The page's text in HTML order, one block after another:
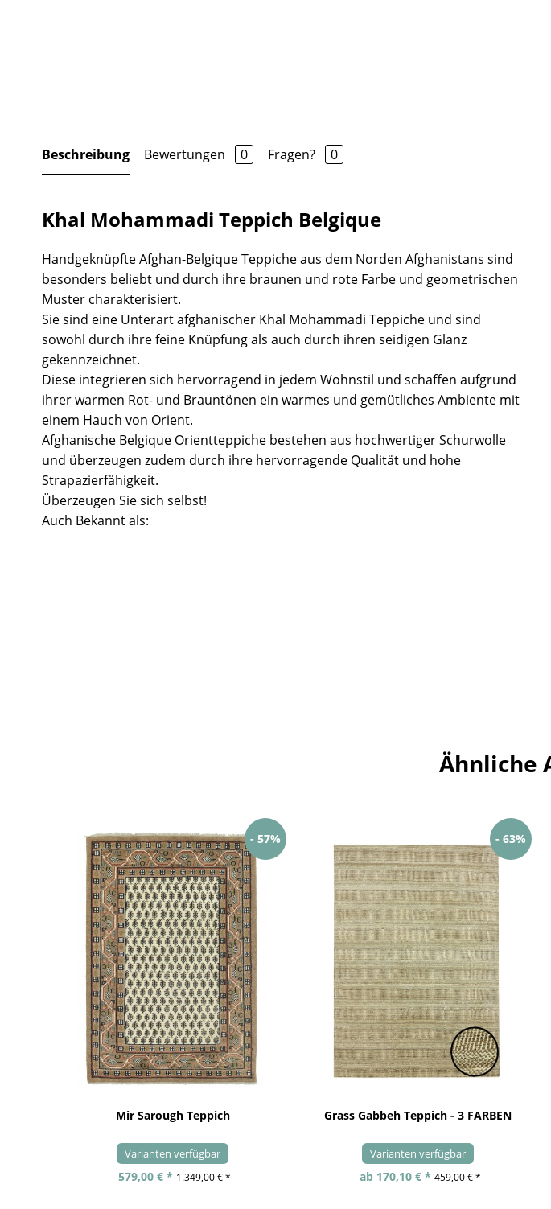
Beschreibung Bewertungen 0 Fragen? 0
Khal Mohammadi Teppich Belgique
Handgeknüpfte Afghan-Belgique Teppiche aus dem Norden Afghanistans sind
besonders beliebt und durch ihre braunen und rote Farbe und geometrischen
Muster charakterisiert.
Sie sind eine Unterart afghanischer Khal Mohammadi Teppiche und sind
sowohl durch ihre feine Knüpfung als auch durch ihren seidigen Glanz
gekennzeichnet.
Diese integrieren sich hervorragend in jedem Wohnstil und schaffen aufgrund
ihrer warmen Rot- und Brauntönen ein warmes und gemütliches Ambiente mit
einem Hauch von Orient.
Afghanische Belgique Orientteppiche bestehen aus hochwertiger Schurwolle
und überzeugen zudem durch ihre hervorragende Qualität und hohe
Strapazierfähigkeit.
Überzeugen Sie sich selbst!
Auch Bekannt als:
Ähnliche
- 57%
Mir Sarough Teppich
Varianten verfügbar
579,00 € * 1.349,00 € *
- 63%
Grass Gabbeh Teppich - 3 FARBEN
Varianten verfügbar
ab 170,10 € * 459,00 € *